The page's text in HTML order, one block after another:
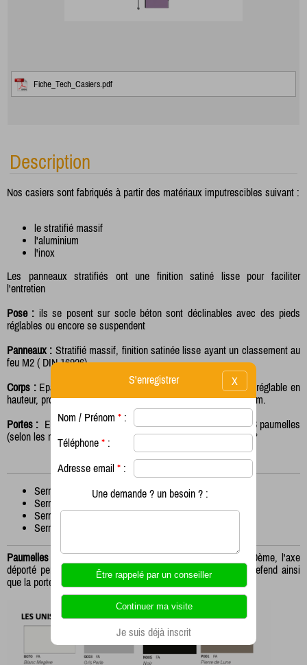
Fiche_Tech_Casiers.pdf
Description
Nos casiers sont fabriqués à partir des matériaux imputrescibles suivant :
le stratifié massif
l'aluminium
l'inox
Les panneaux stratifiés ont une finition satiné lisse pour faciliter
l'entretien
Pose : ils se posent sur socle béton sont déclinables avec des pieds
réglables ou encore se suspendent
Panneaux : Stratifié massif, finition satinée lisse ayant un classement au
feu M2 ( DIN 16926)
Corps : Epaisseur 10mm, hauteur 1850 plus pieds de 100mm réglable en
hauteur, profondeur 500mm, largeur variable entre 300 et 500mm.
Portes : Epaisseur 10mm, les portes sont montées sur 2 ou 3 paumelles
(selon les modèles) INOX qualité marine avec ouverture à 180°
Le système de fermeture peut-être :
Serrure Batteuse
Serrure Porte-cadenas
Serrure à Code
Serrure à Monnayeur
Paumelles :
En INOX 316I (qualité marine) épaisseur 15/10ème, l'axe
déporté permet une ouverture à 180° et les fixations sur le refend ainsi
que la porte se font par visserie INOX de manière invisible.
X
S'enregistrer
Nom / Prénom * :
Téléphone * :
Adresse email * :
Une demande ? un besoin ? :
Je suis déjà inscrit